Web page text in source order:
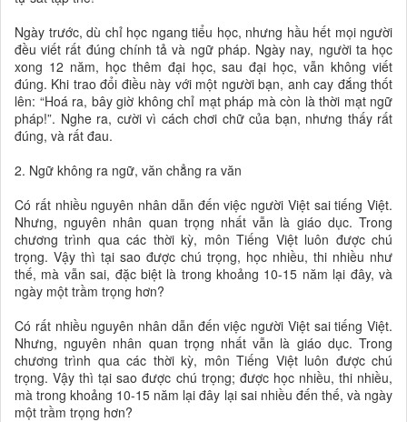
Ngày trước, dù chỉ học ngang tiểu học, nhưng hầu hết mọi người
đều viết rất đúng chính tả và ngữ pháp. Ngày nay, người ta học
xong 12 năm, học thêm đại học, sau đại học, vẫn không viết
đúng. Khi trao đổi điều này với một người bạn, anh cay đắng thốt
lên: “Hoá ra, bây giờ không chỉ mạt pháp mà còn là thời mạt ngữ
pháp!”. Nghe ra, cười vì cách chơi chữ của bạn, nhưng thấy rất
đúng, và rất đau.
2. Ngữ không ra ngữ, văn chẳng ra văn
Có rất nhiều nguyên nhân dẫn đến việc người Việt sai tiếng Việt.
Nhưng, nguyên nhân quan trọng nhất vẫn là giáo dục. Trong
chương trình qua các thời kỳ, môn Tiếng Việt luôn được chú
trọng. Vậy thì tại sao được chú trọng, học nhiều, thi nhiều như
thế, mà vẫn sai, đặc biệt là trong khoảng 10-15 năm lại đây, và
ngày một trầm trọng hơn?
Có rất nhiều nguyên nhân dẫn đến việc người Việt sai tiếng Việt.
Nhưng, nguyên nhân quan trọng nhất vẫn là giáo dục. Trong
chương trình qua các thời kỳ, môn Tiếng Việt luôn được chú
trọng. Vậy thì tại sao được chú trọng; được học nhiều, thi nhiều,
mà trong khoảng 10-15 năm lại đây lại sai nhiều đến thế, và ngày
một trầm trọng hơn?